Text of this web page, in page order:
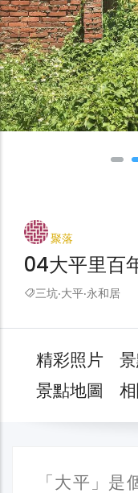
聚落
04大平里百
三坑‧大平‧永和居
精彩照片
景點地圖
「大平」是